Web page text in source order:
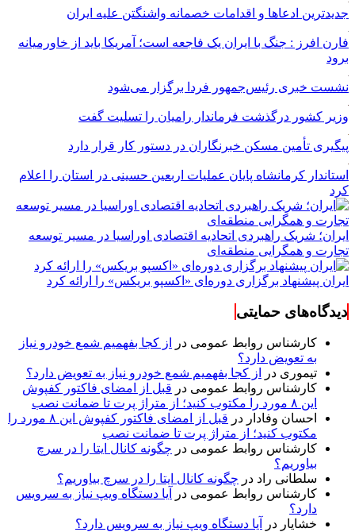
جدیدترین ادعاها و اقدامات خصمانه واشنگتن علیه ایران
فارن افرز : جنگ با ایران یک فاجعه است؛ آمریکا باید از خاورمیانه
برود
نشست خبری رئیس‌جمهور فردا برگزار می‌شود
وزیر کشور درگذشت فرماندار رامیان را تسلیت گفت
پیگیری تأمین مسکن خبرنگاران در دستور کار قرار دارد
استاندار کرمانشاه پایان عملیات اربعین حسینی در استان را اعلام
کرد
ایران؛ شریک راهبردی اتحادیه اقتصادی اوراسیا در مسیر توسعه
تجارت و همگرایی منطقه‌ای
ایران پیشنهاد برگزاری دوره‌ای «اکسپو بریکس» را ارائه کرد
دیدگاه‌های حمایتی
کارشناس روابط عمومی در
از کجا بفهمیم شمع خودرو نیاز
به تعویض دارد؟
تیموری در
از کجا بفهمیم شمع خودرو نیاز به تعویض دارد؟
کارشناس روابط عمومی در قبل از امضای فاکتور کفپوش
این ۸ مورد را مکتوب کنید؛ از متراژ پرت تا ضمانت نصب
احسان وفادار در
قبل از امضای فاکتور کفپوش این ۸ مورد را
مکتوب کنید؛ از متراژ پرت تا ضمانت نصب
کارشناس روابط عمومی در چگونه کانال ایتا را در سرچ
بیاوریم؟
سلطانی راد در چگونه کانال ایتا را در سرچ بیاوریم؟
کارشناس روابط عمومی در
آیا دستگاه ویپ نیاز به سرویس
دارد؟
خشایار در آیا دستگاه ویپ نیاز به سرویس دارد؟